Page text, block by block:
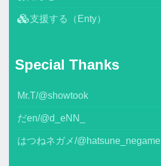
支援する（Enty）
Special Thanks
Mr.T/@showtook
だen/@d_eNN_
はつねネガメ/@hatsune_negame